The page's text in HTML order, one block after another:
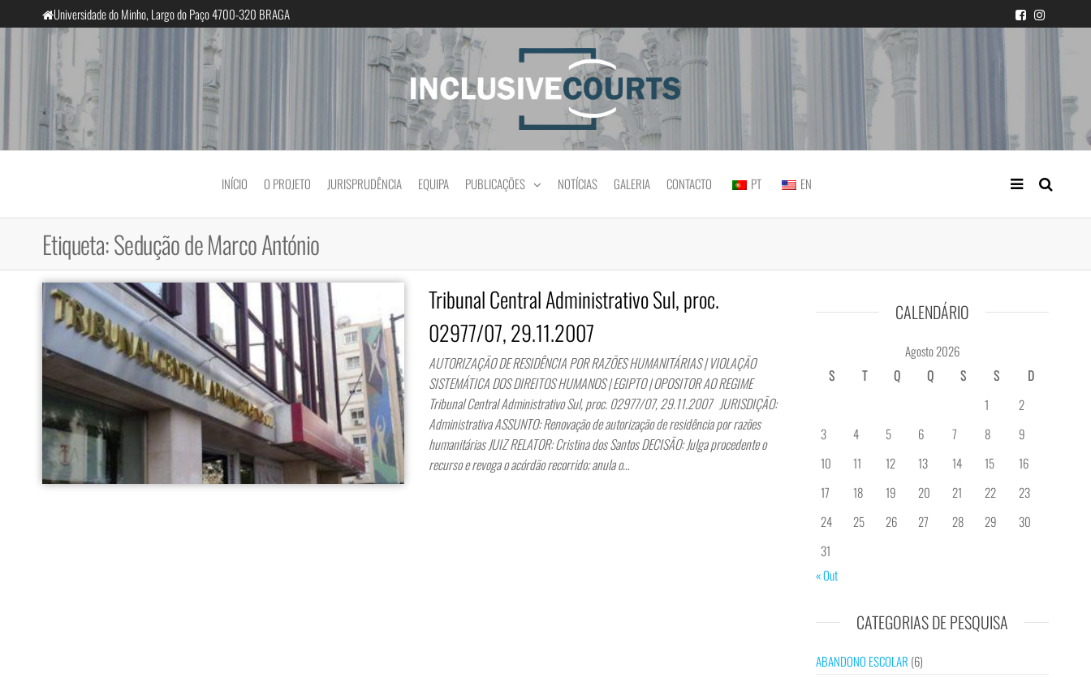
para
Universidade do Minho, Largo do Paço 4700-320 BRAGA
InclusiveCourts Igualdade e diferença cultural na prática judicial portuguesa
INÍCIO O PROJETO JURISPRUDÊNCIA EQUIPA PUBLICAÇÕES NOTÍCIAS GALERIA CONTACTO PT EN
Etiqueta:Sedução de Marco António
Tribunal Central Administrativo Sul, proc.
02977/07, 29.11.2007
AUTORIZAÇÃO DE RESIDÊNCIA POR RAZÕES HUMANITÁRIAS | VIOLAÇÃO
SISTEMÁTICA DOS DIREITOS HUMANOS | EGIPTO | OPOSITOR AO REGIME
Tribunal Central Administrativo Sul, proc. 02977/07, 29.11.2007 JURISDIÇÃO:
Administrativa ASSUNTO: Renovação de autorização de residência por razões
humanitárias JUIZ RELATOR: Cristina dos Santos DECISÃO: Julga procedente o
recurso e revoga o acórdão recorrido; anula o…
CALENDÁRIO
Agosto 2026
S
T Q Q S S
D
1
2
3
4 5 6 7 8
9
10
11 12 13 14 15
16
17
18 19 20 21 22
23
24
25 26 27 28 29
30
31
« Out
CATEGORIAS DE PESQUISA
ABANDONO ESCOLAR (6)